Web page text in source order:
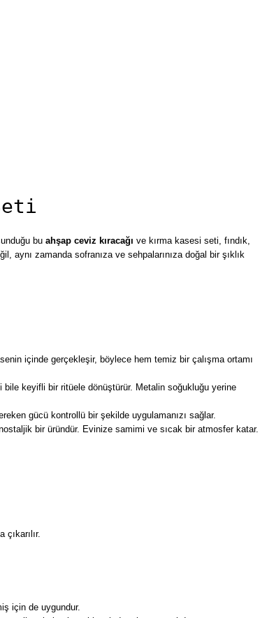
bu ahşap ceviz kıracağı ve kırma kasesi seti, fındık,
zamanda sofranıza ve sehpalarınıza doğal bir şıklık
içinde gerçekleşir, böylece hem temiz bir çalışma ortamı
keyifli bir ritüele dönüştürür. Metalin soğukluğu yerine
gücü kontrollü bir şekilde uygulamanızı sağlar.
bir üründür. Evinize samimi ve sıcak bir atmosfer katar.
için de uygundur.